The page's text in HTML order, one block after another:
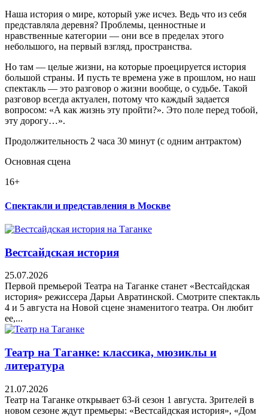
Наша история о мире, который уже исчез. Ведь что из себя
представляла деревня? Проблемы, ценностные и
нравственные категории — они все в пределах этого
небольшого, на первый взгляд, пространства.
Но там — целые жизни, на которые проецируется история
большой страны. И пусть те времена уже в прошлом, но наш
спектакль — это разговор о жизни вообще, о судьбе. Такой
разговор всегда актуален, потому что каждый задается
вопросом: «А как жизнь эту пройти?». Это поле перед тобой,
эту дорогу…».
Продолжительность 2 часа 30 минут (с одним антрактом)
Основная сцена
16+
Спектакли и представления в Москве
Вестсайдская история
25.07.2026
Первой премьерой Театра на Таганке станет «Вестсайдская
история» режиссера Дарьи Авратинской. Смотрите спектакль
4 и 5 августа на Новой сцене знаменитого театра. Он любит
ее,...
Театр на Таганке: классика, мюзиклы и
литература
21.07.2026
Театр на Таганке открывает 63-й сезон 1 августа. Зрителей в
новом сезоне ждут премьеры: «Вестсайдская история», «Дом